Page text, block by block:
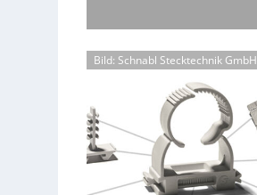
Bild: Schnabl Stecktechnik GmbH